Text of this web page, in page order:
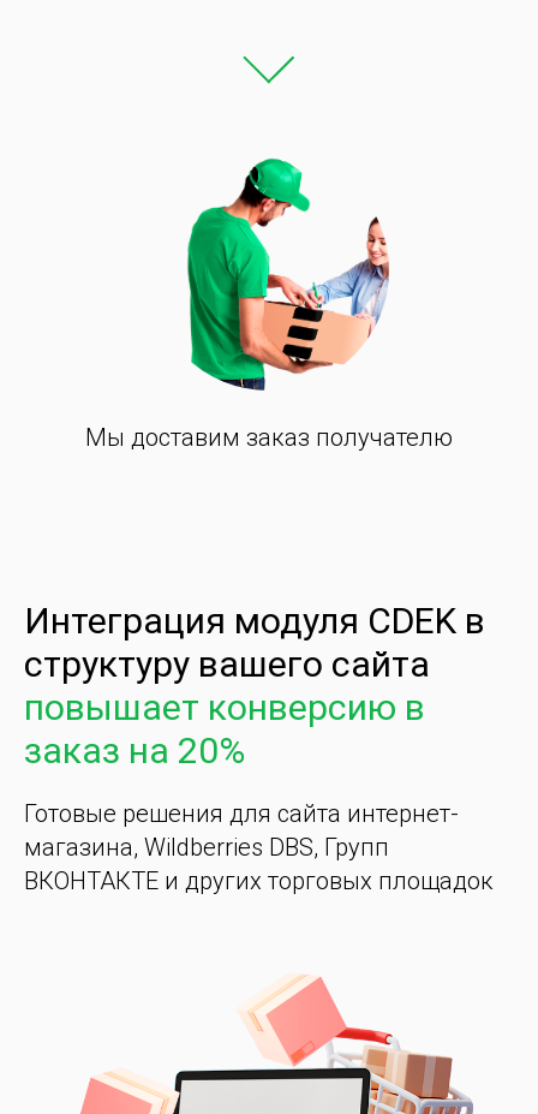
Мы доставим заказ получателю
Интеграция модуля CDEK в
структуру вашего сайта
повышает конверсию в
заказ на 20%
Готовые решения для сайта интернет-
магазина, Wildberries DBS, Групп
ВКОНТАКТЕ и других торговых площадок